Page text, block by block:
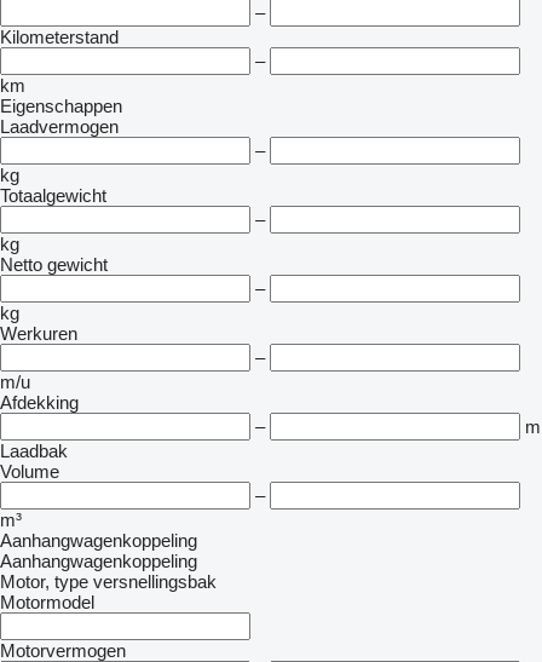
–
Kilometerstand
–
km
Eigenschappen
Laadvermogen
–
kg
Totaalgewicht
–
kg
Netto gewicht
–
kg
Werkuren
–
m/u
Afdekking
–
m
Laadbak
Volume
–
m³
Aanhangwagenkoppeling
Aanhangwagenkoppeling
Motor, type versnellingsbak
Motormodel
Motorvermogen